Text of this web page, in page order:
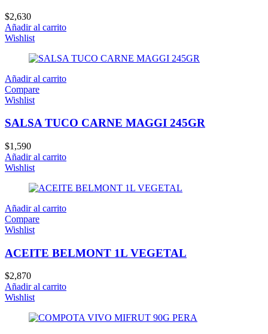
$2,630
Añadir al carrito
Wishlist
Añadir al carrito
Compare
Wishlist
SALSA TUCO CARNE MAGGI 245GR
$1,590
Añadir al carrito
Wishlist
Añadir al carrito
Compare
Wishlist
ACEITE BELMONT 1L VEGETAL
$2,870
Añadir al carrito
Wishlist